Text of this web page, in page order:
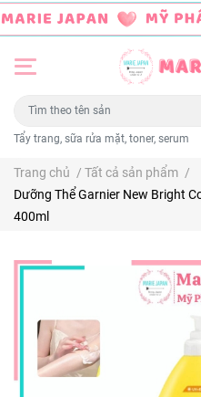
Tẩy trang, sữa rửa mặt, toner, serum
Trang chủ / Tất cả sản phẩm /
Dưỡng Thể Garnier New Bright
400ml